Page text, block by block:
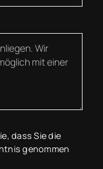
dass Sie die
genommen